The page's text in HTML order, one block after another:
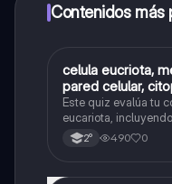
a determinadas
Contenidos más
CBiología
celula eucriota,
pared celular, citoplasma y
nombre se las
Este quiz evalúa tu
eucariota,
núcleo, pared
2° 490 0